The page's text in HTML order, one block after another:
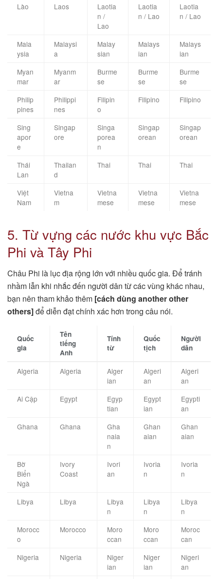
Lào
Laos
Laotia
n /
Lao
Laotia
n / Lao
Laotia
n / Lao
Mala
ysia
Malaysi
a
Malay
sian
Malays
ian
Malays
ian
Myan
mar
Myanm
ar
Burme
se
Burme
se
Burme
se
Philip
pines
Philippi
nes
Filipin
o
Filipino Filipino
Sing
apor
e
Singap
ore
Singa
porea
n
Singap
orean
Singap
orean
Thái
Lan
Thailan
d
Thai Thai Thai
Việt
Nam
Vietna
m
Vietna
mese
Vietna
mese
Vietna
mese
5. Từ vựng các nước khu vực Bắc
Phi và Tây Phi
Châu Phi là lục địa rộng lớn với nhiều quốc gia. Để tránh
nhầm lẫn khi nhắc đến người dân từ các vùng khác nhau,
bạn nên tham khảo thêm [cách dùng another other
others]để diễn đạt chính xác hơn trong câu nói.
Quốc
gia
Tên
tiếng
Anh
Tính
từ
Quốc
tịch
Người
dân
Algeria Algeria
Alger
ian
Algeri
an
Algeri
an
Ai Cập
Egypt
Egyp
tian
Egypt
ian
Egypti
an
Ghana
Ghana
Gha
naia
n
Ghan
aian
Ghan
aian
Bờ
Biển
Ngà
Ivory
Coast
Ivori
an
Ivoria
n
Ivoria
n
Libya Libya
Libya
n
Libya
n
Libya
n
Morocc
o
Morocco
Moro
ccan
Moro
ccan
Moroc
can
Nigeria
Nigeria
Niger
ian
Niger
ian
Nigeri
an